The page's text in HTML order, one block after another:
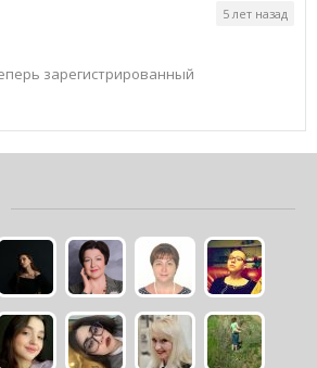
зарегистрированный
5 лет назад